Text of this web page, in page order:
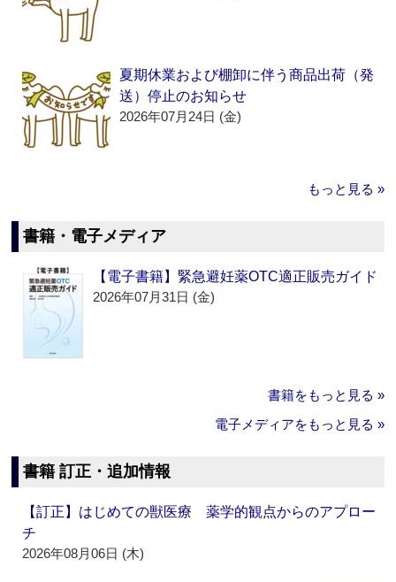
夏期休業および棚卸に伴う商品出荷（発
送）停止のお知らせ
2026年07月24日 (金)
もっと見る »
書籍・電子メディア
【電子書籍】緊急避妊薬OTC適正販売ガイド
2026年07月31日 (金)
書籍をもっと見る »
電子メディアをもっと見る »
書籍 訂正・追加情報
【訂正】はじめての獣医療 薬学的観点からのアプロー
チ
2026年08月06日 (木)